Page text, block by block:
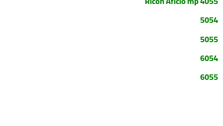
5054
5055
6054
6055